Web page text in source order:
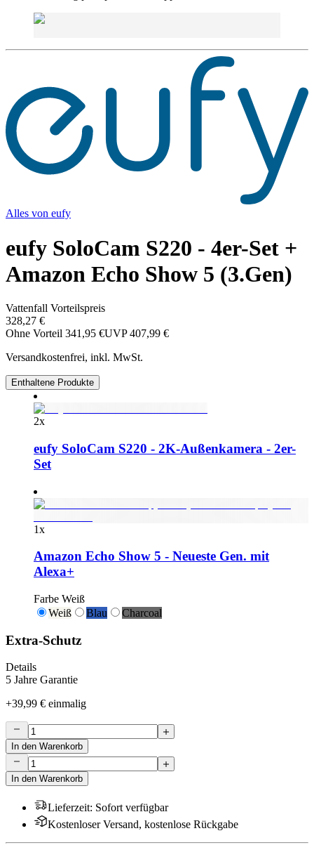
Alles von eufy
eufy SoloCam S220 - 4er-Set +
Amazon Echo Show 5 (3.Gen)
Vattenfall Vorteilspreis
328,27 €
Ohne Vorteil 341,95 €UVP 407,99 €
Versandkostenfrei, inkl. MwSt.
Enthaltene Produkte
2x
eufy SoloCam S220 - 2K-Außenkamera - 2er-
Set
1x
Amazon Echo Show 5 - Neueste Gen. mit
Alexa+
Farbe Weiß
Weiß
Blau Charcoal
Extra-Schutz
Details
5 Jahre Garantie
+39,99 € einmalig
In den Warenkorb
In den Warenkorb
Lieferzeit: Sofort verfügbar
Kostenloser Versand, kostenlose Rückgabe